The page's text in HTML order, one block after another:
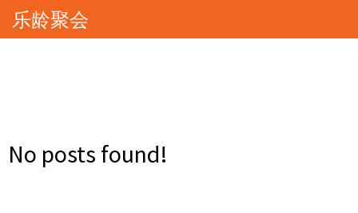
乐龄聚会
No posts found!